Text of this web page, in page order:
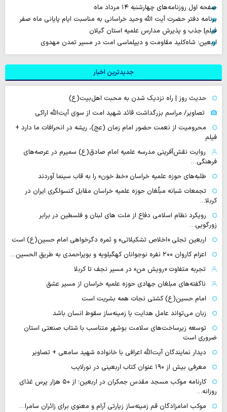
صفحه اول روزنامه‌های چهارشنبه ۱۴ مرداد ماه
برنامه دفتر حضرت آیت الله وحید خراسانی به مناسبت ایام پایانی ماه صفر
فیلم| جذب و پذیرش مدارس علمیه استان گیلان
اربعین؛ شاه‌کلید مقاومت و دیپلماسی امت در مسیر تمدن مهدوی
جدیدترین اخبار
حدیث روز | راه نزدیک شدن به محبت اهل‌بیت(ع)
تصاویر/ مراسم بزرگداشت قائد شهید امت از سوی آیت‌الله اراکی
محرومیت از نعمت حضور امام زمان (عج)، ریشه در انحرافات ما دارد +
فیلم
روایت نقش‌آفرینی مدرسه علمیه امام صادق(ع) سمیرم در عرصه‌های
فرهنگی…
طلبه‌های حوزه علمیه خراسان «خط خون» را به قاب سینما آوردند
تجمعات شبانه مبلّغان حوزه علمیه خراسان مقابل کنسولگری ایران در
کربلا…
رویکرد نظام اسلامی دفاع از ملت های لبنان و فلسطین در برابر
زورگویی…
اربعین تجلی «اخلاص تشکیلاتی» و ثمره دگرخواهی امام حسین(ع) است
اعزام کاروان ۲۰۰ نفره نوجوانان کهگیلویه و بویراحمدی به طریق الحسین…
تجربه متفاوت «رویش من» در مسیر نجف تا کربلا
ناگفته‌های مبلغان جهادی حوزه علمیه خراسان از مسیر عشق
امام حسین(ع) کشتی نجات همه بشریت است
زبان می‌تواند عامل هدایت یا زمینه‌ساز سقوط انسان باشد
توسعه زیرساخت‌های سلامت بوشهر متناسب با شتاب صنعتی استان
ضروری است
دیدار نمایندگان آیت‌الله اعرافی با خانواده شهید سامعی + تصاویر
معرفی بیش از ۱۹۰ عنوان کتاب اربعینی در نورلایب
کارنامه موکب مسجد مقدس جمکران در اربعین؛ از ۵۰ هزار پرس غذای
روزانه…
موکب امامزادگان قم زمینه‌ساز زیارتی آرام و معنوی برای زائران سامرا…